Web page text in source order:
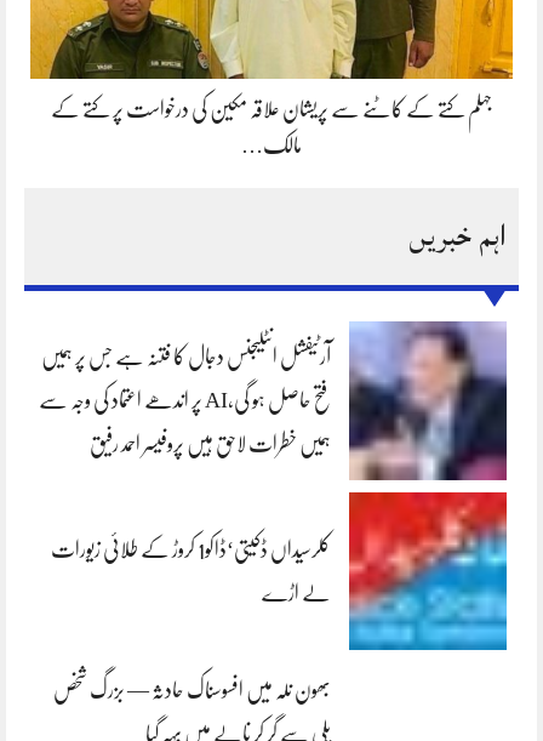
جہلم کتے کے کاٹنے سے پریشان علاقہ مکین کی درخواست پر کتے کے
مالک…
اہم خبریں
آرٹیفشل انٹلیجنس دجال کا فتنہ ہے جس پر ہمیں
فتح حاصل ہو گی،AI پر اندھے اعتماد کی وجہ سے
ہمیں خطرات لاحق ہیں پروفیسر احمد رفیق
کلرسیداں ڈکیتی‘ڈاکو1 کروڑ کے طلائی زیورات
لے اڑے
بھون نلہ میں افسوسناک حادثہ — بزرگ شخص
پلی سے گر کر نالے میں بہہ گیا